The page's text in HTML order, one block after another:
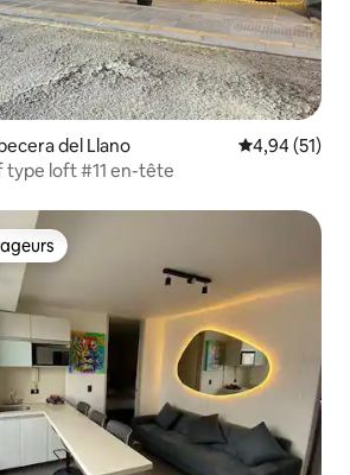
del Llano Évaluation
4,94 (51)
loft #11 en-tête